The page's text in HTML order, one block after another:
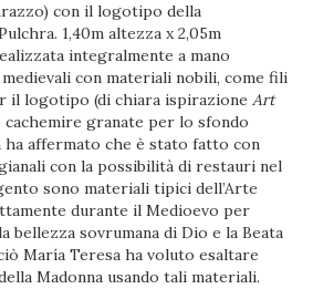
con il logotipo della
1,40m altezza x 2,05m
integralmente a mano
con materiali nobili, come fili
il logotipo (di chiara ispirazioneArt
cachemire granate per lo sfondo
ha affermato che è stato fatto con
con la possibilità di restauri nel
sono materiali tipici dell’Arte
durante il Medioevo per
bellezza sovrumana di Dio e la Beata
María Teresa ha voluto esaltare
Madonna usando tali materiali.